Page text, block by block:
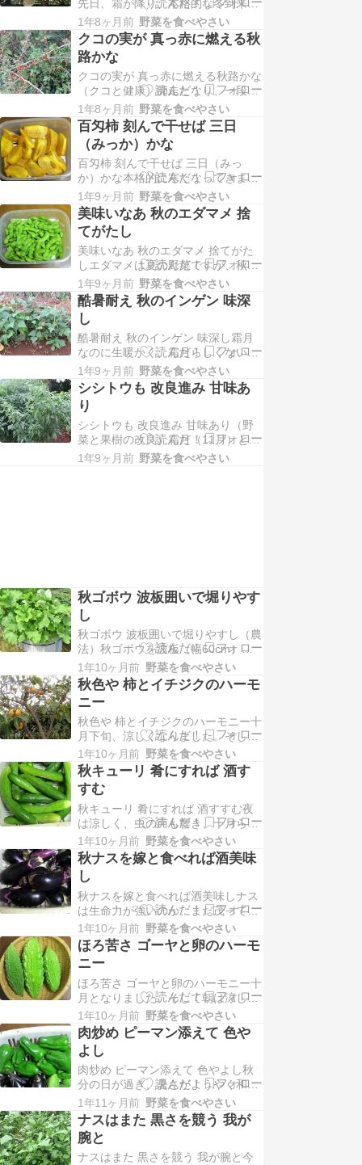
こでカボチャですが、我が菜園で
は、日焼けを避けるため、…
先日、霜が降り、本格的な冬到来と
いう感じです。さて、拙ブログで
は、アケビを菜園と自宅の庭で作っ
ています。今年も食べることができ
ましたので、その様子を菜園での一
句を添えて紹介します。上と下の写
真は自宅の庭のアケビです。今年も
実ってくれました。秋には…
1年8ヶ月前 野菜を食べやさい
クコの実が 真っ赤に燃える秋
路かな
クコの実が 真っ赤に燃える秋路かな
（クコと健康）師走となり、一段と
寒くなってきました。さて、クコの
実は老化防止や精力増強効果がある
と言われます。そのためか、「坊主
にクコを食わすな」とか、秦の始皇
帝の使い（徐福）が、その薬草を求
め日本に来たとも言われます。関連
し、中国ではクコが大粒…
1年8ヶ月前 野菜を食べやさい
百匁柿 刻んで干せば 三日
（みっか）かな
百匁柿 刻んで干せば 三日（みっ
か）かな本格的に寒くなってきまし
たが、夏野菜や果樹は、冬枯れ寸前
で、何とか生きているこの頃です。
さて、百匁柿（ひゃくめがき）は半
ゴマ性の柿で、ゴマの多い果実は甘
柿として、ゴマが少なく渋い果実は
干し柿として美味いと言われます。
我が菜園では、その百匁柿…
1年9ヶ月前 野菜を食べやさい
美味いなあ 秋のエダマメ 捨
てがたし
美味いなあ 秋のエダマメ 捨てがた
しエダマメは夏の野菜ですが、秋に
も作ってみました。8月上旬播きで
すが、10月に採れましたので、その
様子を家庭菜園での一句を添えて紹
介します。上の写真は湯がいたあと
の様子です。防虫ネットで作ったせ
いか病虫害もなく、かつ実はふくら
んで、品質良好です。…
1年9ヶ月前 野菜を食べやさい
酷暑耐え 秋のインゲン 味深
し
酷暑耐え 秋のインゲン 味深し霜月
なのに生暖かく、霜月らしくない気
候です。さて、ツルナシインゲンは
我が家の人気野菜で、春から秋にか
けて月1回播種、防虫ネットの中で
作っています。今年は夏が暑く、7
月播種は高温不念のためまったく実
が実りませんでした。そんななか、
8月下旬播種が10月に…
1年9ヶ月前 野菜を食べやさい
シシトウも 改良進み 甘味あ
り
シシトウも 改良進み 甘味あり（野
菜と果樹の改良）霜月（11月）とな
り、夏野菜は終わりの感じですが、
1年9ヶ月前 野菜を食べやさい
秋ゴボウ 波板囲いで堀りやす
し
秋ゴボウ 波板囲いで堀りやすし（農
法）秋ゴボウを波板（幅60cm）で
囲い、作りましたので、その様子を
家庭菜園での一句を添えて紹介しま
す。上の写真は菜園の様子です。4
月下旬播種で、約12点（2列X6点）
ほど作りました。1点当り3粒播きで
したので、収穫本数は20本以上で
す。下の写真は…
1年10ヶ月前 野菜を食べやさい
秋色や 柿とイチジクのハーモ
ニー
秋色や 柿とイチジクのハーモニー十
月下旬、涼しくなりました。そし
て、我が菜園では柿とイチジクが食
べ頃となっています。今回は、そん
な様子を家庭菜園での一句を添えて
紹介します。上の写真は甘柿の次郎
柿の様子です。今年は豊作の感じ
で、黄金色に色着いた実を、毎日の
ように食べています。下の写…
1年10ヶ月前 野菜を食べやさい
秋キューリ 肴にすれば 酒す
すむ
秋キューリ 肴にすれば 酒すすむ夜
は涼しく、虫の声も響き、十月らし
くなってきました。そして日本酒が
旨い季節になりました。こんなな
か、秋キューリが採れていますの
で、家庭菜園での一句を添えて紹介
します。上の写真は収穫物です。今
年の９月は雨不足でした。一方、10
月になる秋雨前線が停滞し…
1年10ヶ月前 野菜を食べやさい
秋ナスを嫁と食べれば酒美味
し
秋ナスを嫁と食べれば酒美味しナス
は生命力が強いのか、まだ茂ってい
ます。そして、「秋ナス嫁に食わす
な！」なんて、嫁いじめ言葉があり
ます。関連し今回は、そんな秋ナス
の様子を家庭菜園での一句を添えて
紹介します。上の写真は収穫物で
す。夏と異なり小粒になり傷もあり
ます。下の写真は秋ナス入り…
1年10ヶ月前 野菜を食べやさい
ほろ苦さ ゴーヤと卵のハーモ
ニー
ほろ苦さ ゴーヤと卵のハーモニー十
月となりました。そして朝は涼し
く、秋らしくなってきました。さ
て、今回は、夏野菜のゴーヤについ
て、家庭菜園での一句を添えて紹介
します。上の写真は収穫物です。自
生の苗ですが、アバシゴーヤ風で
す。下の写真はゴーヤチャンプルで
す。ご飯のおかずにもビールの…
1年10ヶ月前 野菜を食べやさい
肉炒め ピーマン添えて 色や
よし
肉炒め ピーマン添えて 色やよし秋
分の日が過ぎ、暑さがようやく和ら
ぎました。一方、今年の夏は、時お
り雷雨があり、ピーマンもよく採れ
ました。今回は、そんな家庭菜園の
様子を家庭菜園での一句を添えて紹
介します。上の写真は収穫物です。
1年11ヶ月前 野菜を食べやさい
ナスはまた 黒さを競う 我が
腕と
ナスはまた 黒さを競う 我が腕と今